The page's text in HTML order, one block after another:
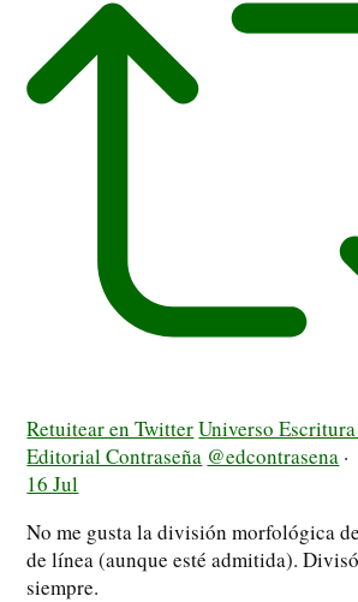
Retuitear en TwitterUniverso
Editorial Contraseña @edcontrasena ·
16 Jul
No me gusta la división morfológica
de línea (aunque esté admitida).
siempre.